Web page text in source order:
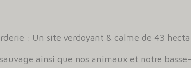
: Un site verdoyant & calme de 43
ainsi que nos animaux et notre